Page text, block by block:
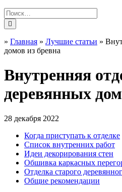
» Главная » Лучшие статьи »
домов из бревна
Внутренняя
деревянных
28 декабря 2022
Когда приступать к отделке
Список внутренних работ
Идеи декорирования стен
Обшивка каркасных
Отделка старого
Общие рекомендации